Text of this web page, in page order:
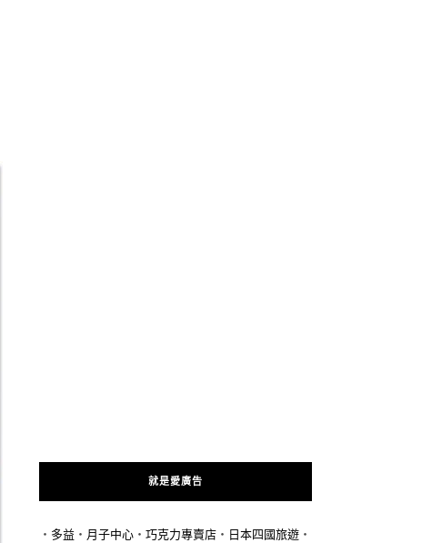
就是愛廣告
‧ 多益 ‧ 月子中心 ‧ 巧克力專賣店 ‧ 日本四國旅遊 ‧